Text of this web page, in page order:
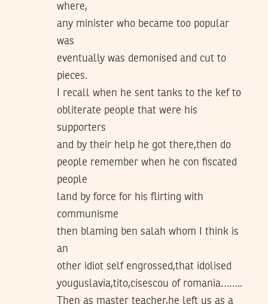
where,
any minister who became too popular
was
eventually was demonised and cut to
pieces.
I recall when he sent tanks to the kef to
obliterate people that were his
supporters
and by their help he got there,then do
people remember when he con fiscated
people
land by force for his flirting with
communisme
then blaming ben salah whom I think is
an
other idiot self engrossed,that idolised
youguslavia,tito,cisescou of romania……..
Then as master teacher,he left us as a